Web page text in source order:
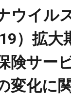
ウイル
19）拡
険サー
変化に